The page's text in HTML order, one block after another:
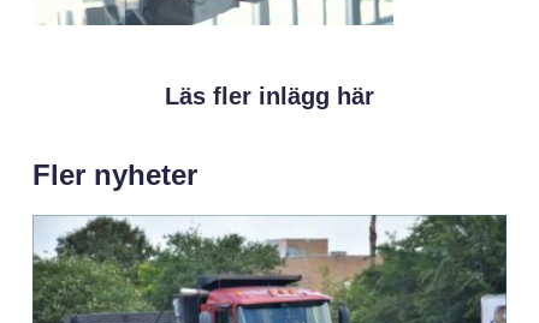
Läs fler inlägg här
Fler nyheter